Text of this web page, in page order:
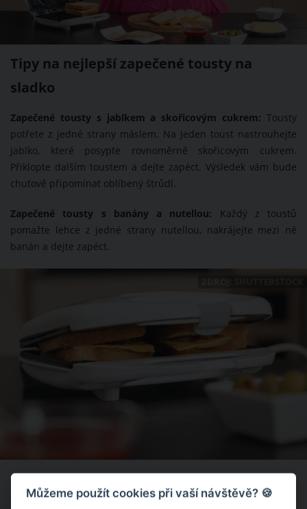
Tipy na nejlepší zapečené tousty na
sladko
Zapečené tousty s jablkem a skořicovým cukrem: Tousty
potřete z jedné strany máslem. Na jeden toust nastrouhejte
jablko, které posypte rovnoměrně skořicovým cukrem.
Přiklopte dalším toustem a dejte zapéct. Výsledek vám bude
chuťově připomínat oblíbený štrůdl.
Zapečené tousty s banány a nutellou:
Každý z toustů
pomažte lehce z jedné strany nutellou, nakrájejte mezi ně
banán a dejte zapéct.
Fígl, jak mít čistý toustovač bez námahy
Můžeme použít cookies při vaší návštěvě? 🍪